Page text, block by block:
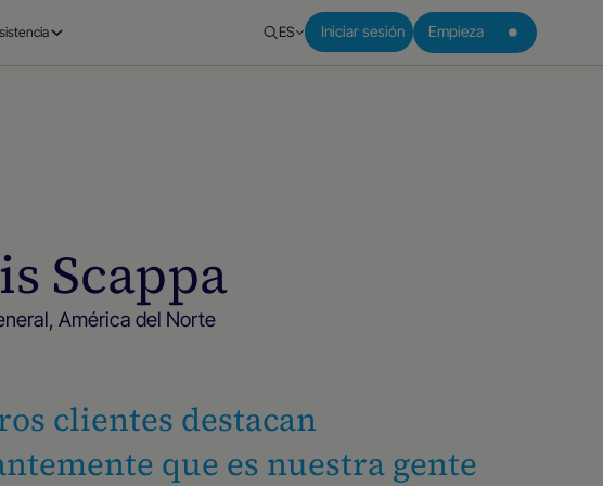
ES Iniciar sesión Empieza
Scappa
América del Norte
clientes destacan
que es nuestra gente